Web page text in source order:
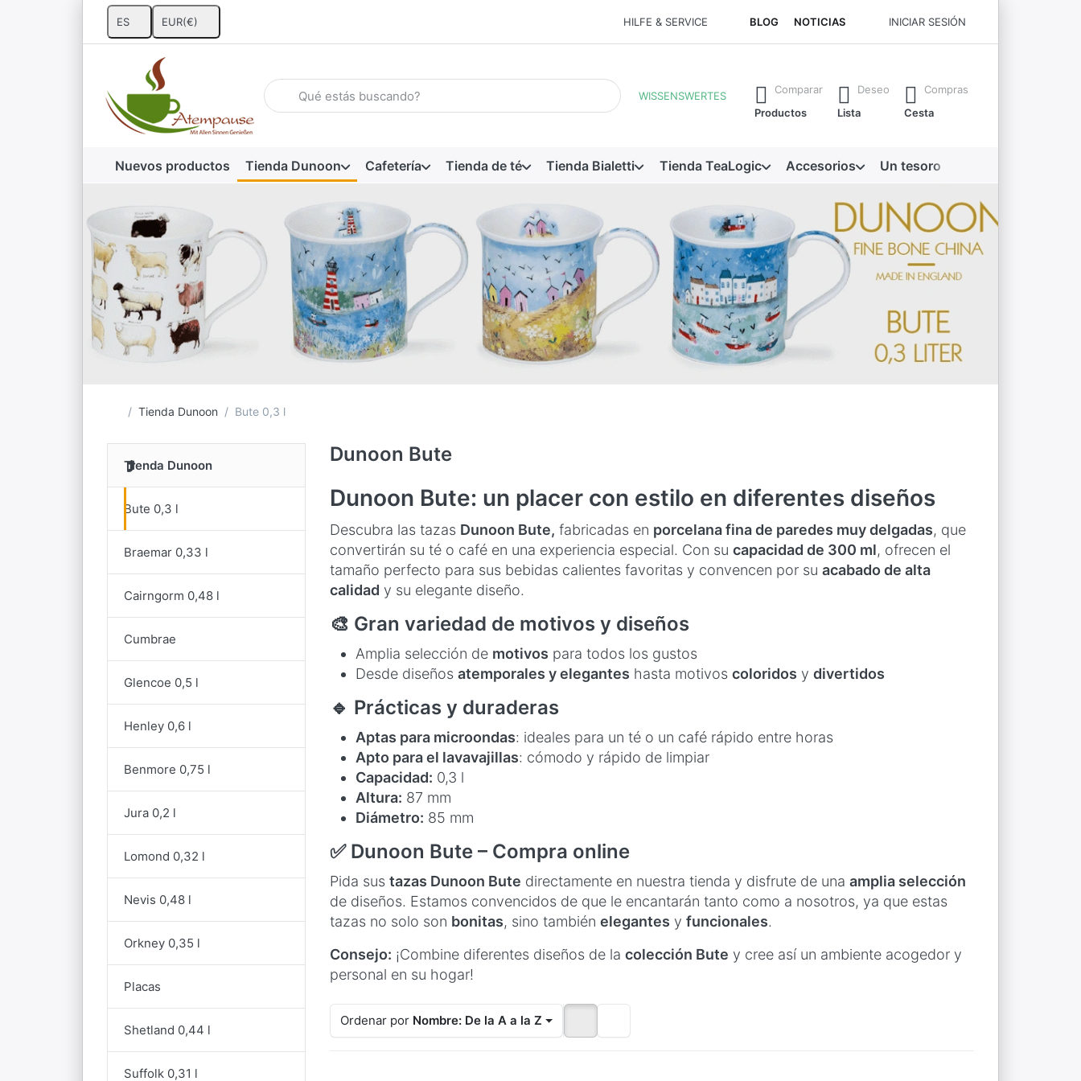
ES EUR(€) HILFE & SERVICE BLOG NOTICIAS INICIAR SESIÓN
Introduzca un término de búsqueda. Los primeros resultados aparecen automáticamente a medida que escribe. Pulse la tecla Intro para abrir
WISSENSWERTES
Comparar
Productos
Deseo
Lista
Compras
Cesta
Nuevos productos Tienda Dunoon Cafetería Tienda de té Tienda Bialetti Tienda TeaLogic Accesorios Un tesoro
Página de inicio
Tienda Dunoon Bute 0,3 l
Tienda Dunoon
Bute 0,3 l
Braemar 0,33 l
Cairngorm 0,48 l
Cumbrae
Glencoe 0,5 l
Henley 0,6 l
Benmore 0,75 l
Jura 0,2 l
Lomond 0,32 l
Nevis 0,48 l
Orkney 0,35 l
Placas
Shetland 0,44 l
Suffolk 0,31 l
Dunoon Bute
Dunoon Bute: un placer con estilo en diferentes diseños
Descubra las tazas Dunoon Bute, fabricadas en porcelana fina de paredes muy delgadas, que
convertirán su té o café en una experiencia especial. Con su capacidad de 300 ml, ofrecen el
tamaño perfecto para sus bebidas calientes favoritas y convencen por su acabado de alta
calidad y su elegante diseño.
🎨 Gran variedad de motivos y diseños
Amplia selección de motivos para todos los gustos
Desde diseños atemporales y elegantes hasta motivos coloridos y divertidos
🔹 Prácticas y duraderas
Aptas para microondas: ideales para un té o un café rápido entre horas
Apto para el lavavajillas: cómodo y rápido de limpiar
Capacidad: 0,3 l
Altura: 87 mm
Diámetro: 85 mm
✅ Dunoon Bute – Compra online
Pida sus tazas Dunoon Bute directamente en nuestra tienda y disfrute de una amplia selección
de diseños. Estamos convencidos de que le encantarán tanto como a nosotros, ya que estas
tazas no solo son bonitas, sino también elegantes y funcionales.
Consejo: ¡Combine diferentes diseños de la colección Bute y cree así un ambiente acogedor y
personal en su hogar!
Ordenar por Nombre: De la A a la Z